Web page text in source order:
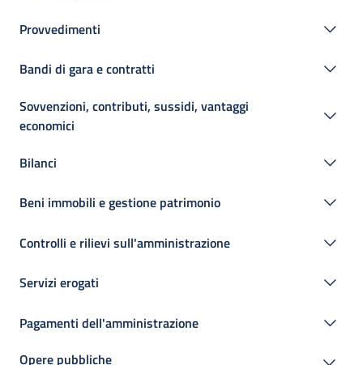
Provvedimenti
Bandi di gara e contratti
Sovvenzioni, contributi, sussidi, vantaggi
economici
Bilanci
Beni immobili e gestione patrimonio
Controlli e rilievi sull'amministrazione
Servizi erogati
Pagamenti dell'amministrazione
Opere pubbliche